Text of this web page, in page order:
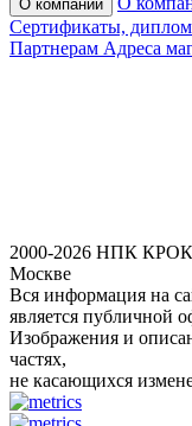
О компании
Сертификаты,
Партнерам Адреса
2000-2026 НПК
Москве
Вся информация на
является публичной
Изображения и
частях,
не касающихся